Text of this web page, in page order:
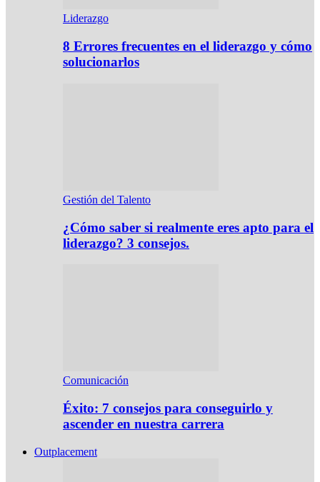
Liderazgo
8 Errores frecuentes en el liderazgo y cómo
solucionarlos
Gestión del Talento
¿Cómo saber si realmente eres apto para el
liderazgo? 3 consejos.
Comunicación
Éxito: 7 consejos para conseguirlo y
ascender en nuestra carrera
Outplacement